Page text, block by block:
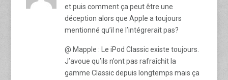
et puis comment ça peut être une
déception alors que Apple a toujours
mentionné qu’il ne l’intégrerait pas?
@ Mapple : Le iPod Classic existe toujours.
J’avoue qu’ils n’ont pas rafraîchit la
gamme Classic depuis longtemps mais ça